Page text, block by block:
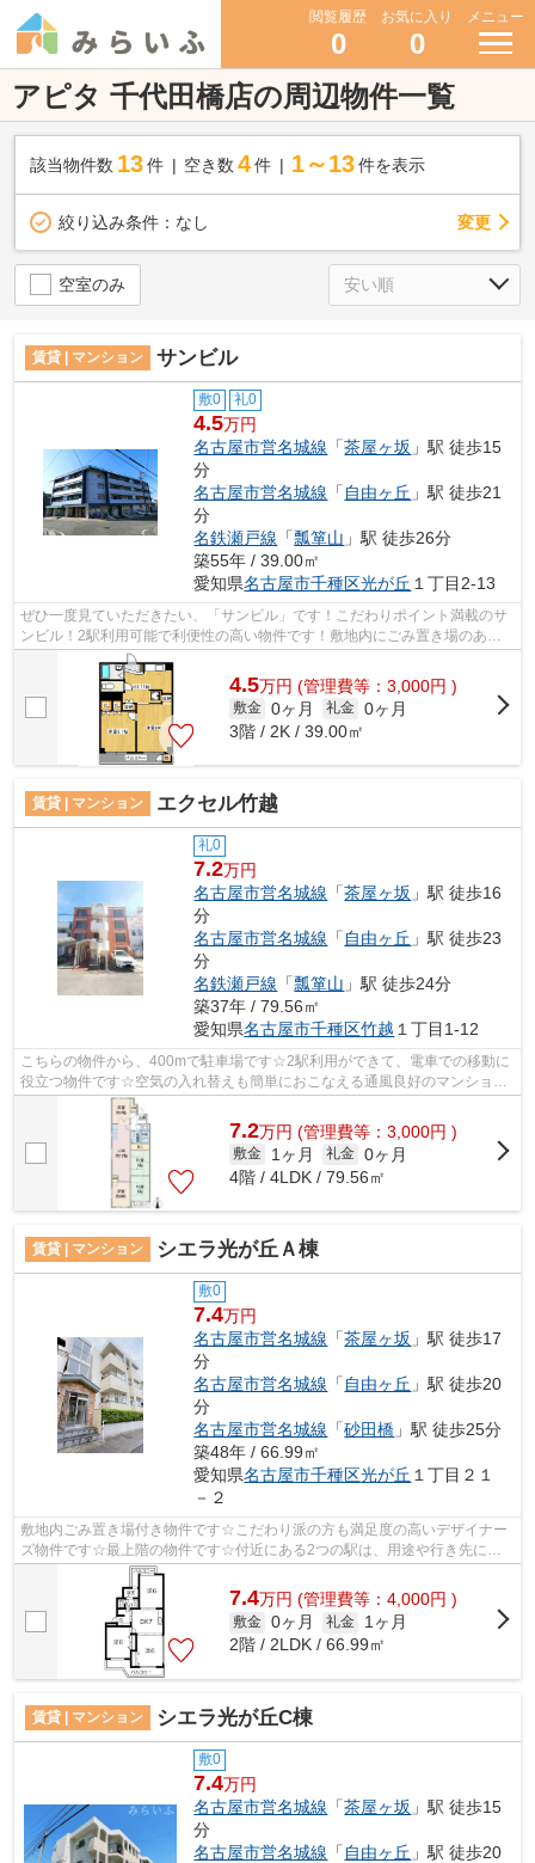
閲覧履歴
0
お気に入り
0
メニュー
アピタ 千代田橋店の周辺物件一覧
該当物件数 13件 空き数 4 件 1～13 件を表示
絞り込み条件： なし 変更
空室のみ
賃貸 | マンション サンビル
敷0 礼0
4.5万円
名古屋市営名城線 「茶屋ヶ坂 」駅 徒歩15
分
名古屋市営名城線 「 自由ヶ丘 」駅 徒歩21
分
名鉄瀬戸線 「瓢箪山 」駅 徒歩26分
築55年 / 39.00㎡
愛知県名古屋市千種区光が丘 １丁目2-13
ぜひ一度見ていただきたい、「サンビル」です！こだわりポイント満載のサ
ンビル！2駅利用可能で利便性の高い物件です！敷地内にごみ置き場のある
物件です！名古屋市千種区エリアと名古...
4.5万円 (管理費等：3,000円 )
敷金 0ヶ月 礼金 0ヶ月
3階 / 2K / 39.00㎡
賃貸 | マンション エクセル竹越
礼0
7.2万円
名古屋市営名城線 「茶屋ヶ坂 」駅 徒歩16
分
名古屋市営名城線 「 自由ヶ丘 」駅 徒歩23
分
名鉄瀬戸線 「瓢箪山 」駅 徒歩24分
築37年 / 79.56㎡
愛知県名古屋市千種区竹越 １丁目1-12
こちらの物件から、400mで駐車場です☆2駅利用ができて、電車での移動に
役立つ物件です☆空気の入れ替えも簡単におこなえる通風良好のマンション
です☆自走式駐車場が併設されたマンショ...
7.2万円 (管理費等：3,000円 )
敷金 1ヶ月 礼金 0ヶ月
4階 / 4LDK / 79.56㎡
賃貸 | マンション シエラ光が丘Ａ棟
敷0
7.4万円
名古屋市営名城線 「茶屋ヶ坂 」駅 徒歩17
分
名古屋市営名城線 「 自由ヶ丘 」駅 徒歩20
分
名古屋市営名城線 「砂田橋 」駅 徒歩25分
築48年 / 66.99㎡
愛知県名古屋市千種区光が丘 １丁目２１
－２
敷地内ごみ置き場付き物件です☆こだわり派の方も満足度の高いデザイナー
ズ物件です☆最上階の物件です☆付近にある2つの駅は、用途や行き先に応
じて使い分けることができます☆名古屋市千...
7.4万円 (管理費等：4,000円 )
敷金 0ヶ月 礼金
1ヶ月
2階 / 2LDK / 66.99㎡
賃貸 | マンション シエラ光が丘C棟
敷0
7.4万円
名古屋市営名城線 「茶屋ヶ坂 」駅 徒歩15
分
名古屋市営名城線 「 自由ヶ丘 」駅 徒歩20